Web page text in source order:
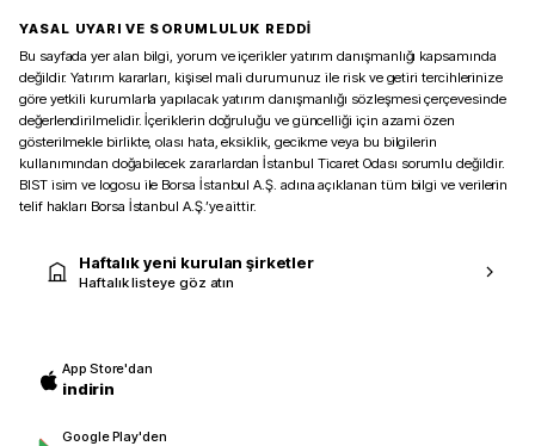
YASAL UYARI VE SORUMLULUK REDDİ
Bu sayfada yer alan bilgi, yorum ve içerikler yatırım danışmanlığı kapsamında
değildir. Yatırım kararları, kişisel mali durumunuz ile risk ve getiri tercihlerinize
göre yetkili kurumlarla yapılacak yatırım danışmanlığı sözleşmesi çerçevesinde
değerlendirilmelidir. İçeriklerin doğruluğu ve güncelliği için azami özen
gösterilmekle birlikte, olası hata, eksiklik, gecikme veya bu bilgilerin
kullanımından doğabilecek zararlardan İstanbul Ticaret Odası sorumlu değildir.
BIST isim ve logosu ile Borsa İstanbul A.Ş. adına açıklanan tüm bilgi ve verilerin
telif hakları Borsa İstanbul A.Ş.’ye aittir.
Haftalık yeni kurulan şirketler
Haftalık listeye göz atın
App Store'dan
indirin
Google Play'den